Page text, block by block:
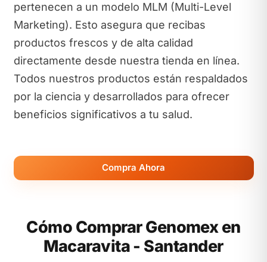
pertenecen a un modelo MLM (Multi-Level
Marketing). Esto asegura que recibas
productos frescos y de alta calidad
directamente desde nuestra tienda en línea.
Todos nuestros productos están respaldados
por la ciencia y desarrollados para ofrecer
beneficios significativos a tu salud.
Compra Ahora
Cómo Comprar Genomex en
Macaravita - Santander